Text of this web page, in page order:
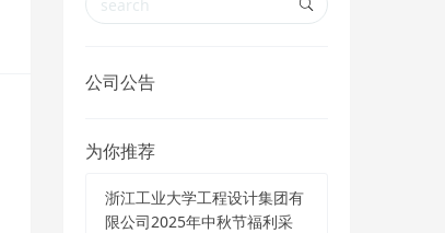
公司公告
为你推荐
浙江工业大学工程设计集团有
限公司2025年中秋节福利采